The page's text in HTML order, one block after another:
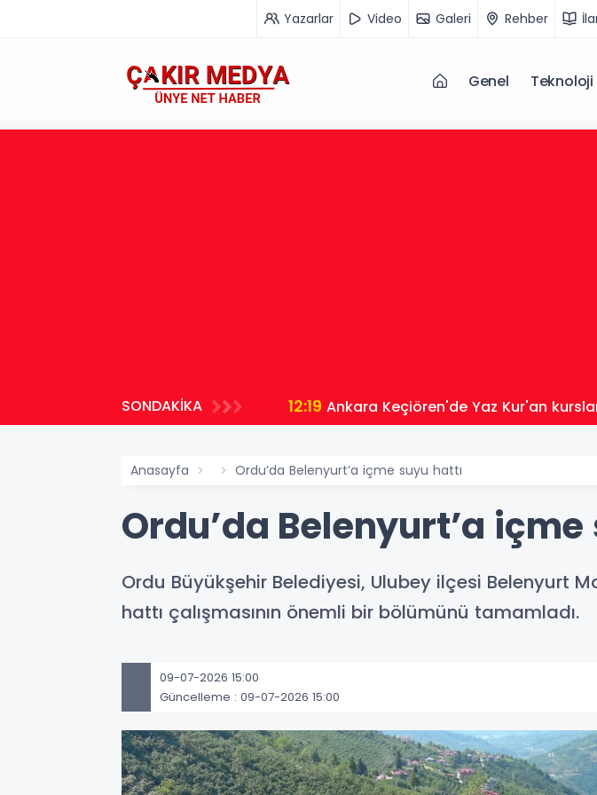
Yazarlar Video Galeri Rehber
Genel Teknoloji
SONDAKİKA 12:19 Ankara Keçiören'de Yaz Kur'an
Anasayfa Ordu’da Belenyurt’a içme suyu hattı
Ordu’da Belenyurt’a içme
Ordu Büyükşehir Belediyesi, Ulubey ilçesi Belenyurt
hattı çalışmasının önemli bir bölümünü tamamladı.
09-07-2026 15:00
Güncelleme : 09-07-2026 15:00